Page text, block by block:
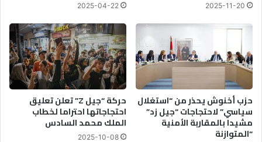
2025-11-20
2025-04-22
حزب أخنوش يحذر من “استغلال
سياسي” لاحتجاجات “جيل زد”
مشيدا بالمقاربة الأمنية
“المتوازنة
حركة “جيل Z” تعلن تعليق
احتجاجاتها احتراما لخطاب
الملك محمد السادس
2025-10-08